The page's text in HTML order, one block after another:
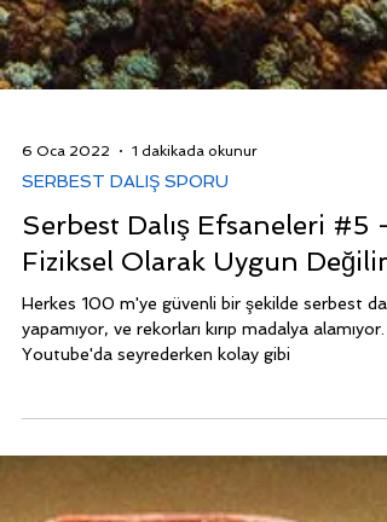
Serbest Dalış Efsaneleri #5 -
Fiziksel Olarak Uygun Değilim